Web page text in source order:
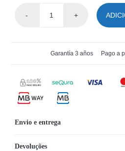
Parque
para
Garantía 3 años Pago a
Envio e entrega
Devoluções